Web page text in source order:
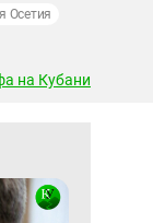
Осетия
на Кубани